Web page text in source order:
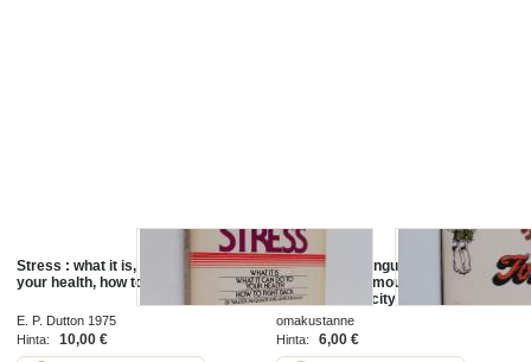
Stress : what it is, what it can do to
your health, how to fight back
E. P. Dutton 1975
Hinta:
10,00 €
Hung by the tongue : A study of the
words of your mouth presenting in
serious simplicity the truth of :
What you say is what you get
omakustanne
Hinta:
6,00 €